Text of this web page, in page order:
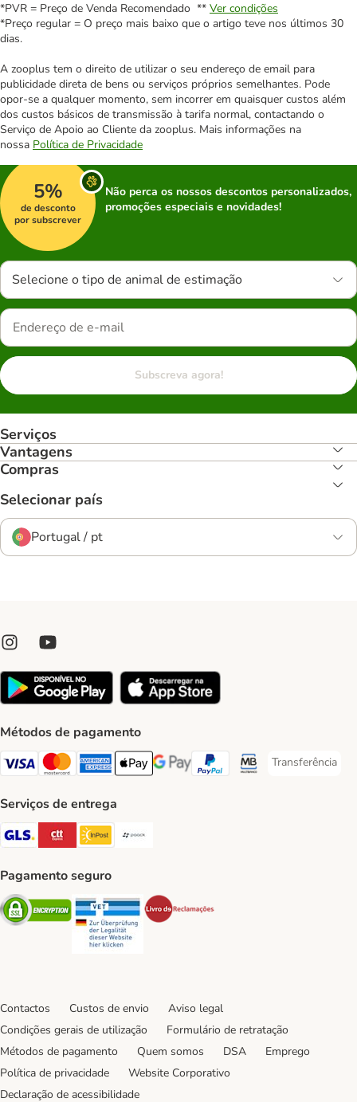
*PVR = Preço de Venda Recomendado ** Ver condições
*Preço regular = O preço mais baixo que o artigo teve nos últimos 30
dias.
A zooplus tem o direito de utilizar o seu endereço de email para
publicidade direta de bens ou serviços próprios semelhantes. Pode
opor-se a qualquer momento, sem incorrer em quaisquer custos além
dos custos básicos de transmissão à tarifa normal, contactando o
Serviço de Apoio ao Cliente da zooplus. Mais informações na
nossa Política de Privacidade
5%
de desconto
por subscrever
Não perca os nossos descontos personalizados,
promoções especiais e novidades!
Selecione o tipo de animal de estimação
Subscreva agora!
Serviços
Vantagens
Compras
Selecionar país
Portugal / pt
Métodos de pagamento
Visa Payment Method
Mastercard Payment Method
American Express Payment Method
Apple Pay Payment Method
Google Pay Payment Method
PayPal Payment Method
Multibanco Payment
Transferência
Transferência
Serviços de entrega
GLS Shipping Method
CTTExpress Shipping Method
InPost Shipping Method
Pagamento seguro
Security Security
Contactos Custos de envio
Aviso legal
Condições gerais de utilização
Formulário de retratação
Métodos de pagamento
Quem somos DSA
Emprego
Política de privacidade
Website Corporativo
Declaração de acessibilidade